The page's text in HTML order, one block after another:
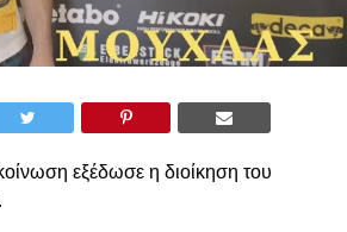
εξέδωσε η διοίκηση του